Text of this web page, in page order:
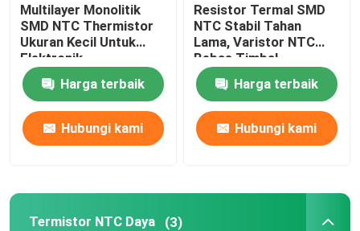
Multilayer Monolitik
SMD NTC Thermistor
Ukuran Kecil Untuk
Elektronik
Harga terbaik
Hubungi kami
Resistor Termal SMD
NTC Stabil Tahan
Lama, Varistor NTC
Bebas Timbal
Harga terbaik
Hubungi kami
Termistor NTC Daya (3)